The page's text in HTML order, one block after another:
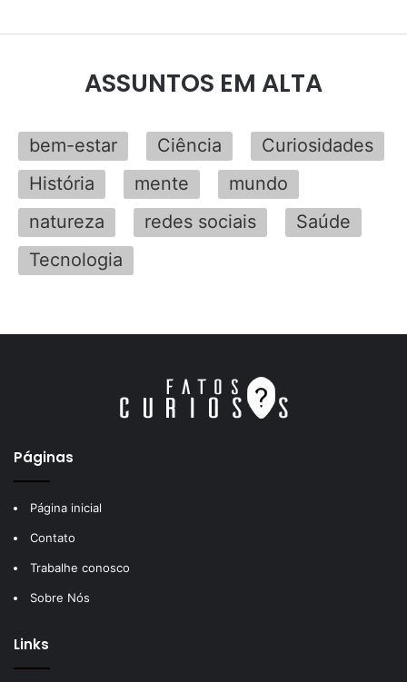
ASSUNTOS EM ALTA
bem-estar Ciência
Curiosidades
História
mente
mundo
natureza
redes sociais
Saúde
Tecnologia
Páginas
Página inicial
Contato
Trabalhe conosco
Sobre Nós
Links